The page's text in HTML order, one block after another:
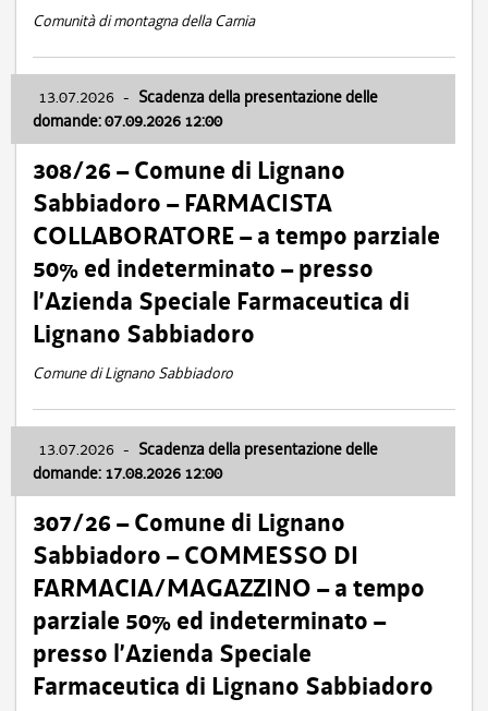
Comunità di montagna della Carnia
13.07.2026 - Scadenza della presentazione delle
domande: 07.09.2026 12:00
308/26 – Comune di Lignano
Sabbiadoro – FARMACISTA
COLLABORATORE – a tempo parziale
50% ed indeterminato – presso
l’Azienda Speciale Farmaceutica di
Lignano Sabbiadoro
Comune di Lignano Sabbiadoro
13.07.2026 - Scadenza della presentazione delle
domande: 17.08.2026 12:00
307/26 – Comune di Lignano
Sabbiadoro – COMMESSO DI
FARMACIA/MAGAZZINO – a tempo
parziale 50% ed indeterminato –
presso l’Azienda Speciale
Farmaceutica di Lignano Sabbiadoro